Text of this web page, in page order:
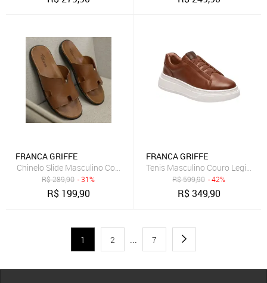
FRANCA GRIFFE
Chinelo Slide Masculino Couro Legítimo Verão Conforto Forro
R$289,90 - 31%
R$ 199,90
FRANCA GRIFFE
Tenis Masculino Couro Legitimo
R$599,90 - 42%
R$349,90
1 2 ... 7